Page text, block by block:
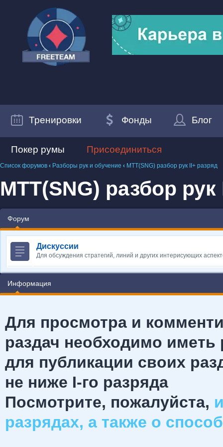
Тренировки Фонды Блог
Покер румы Присоединиться
Список форумов ‹ Разборы рук и обучение ‹ MTT(SNG) разбор рук II+ разряд
MTT(SNG) разбор
Форум
Дискуссии
Для обсуждения стратегий, линий и других интерисующих
Информация
Для просмотра и
раздач необходимо
для публикации своих
не ниже I-го разряда
Посмотрите, пожалуйста,
разрядах, а также о